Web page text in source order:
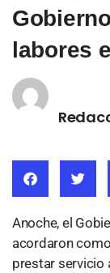
labores
Anoche, el
acordaron
prestar servicio